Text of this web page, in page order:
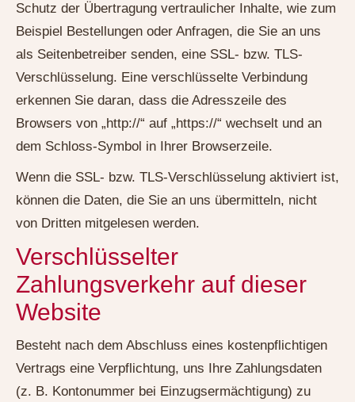
Schutz der Übertragung vertraulicher Inhalte, wie zum
Beispiel Bestellungen oder Anfragen, die Sie an uns
als Seitenbetreiber senden, eine SSL- bzw. TLS-
Verschlüsselung. Eine verschlüsselte Verbindung
erkennen Sie daran, dass die Adresszeile des
Browsers von „http://“ auf „https://“ wechselt und an
dem Schloss-Symbol in Ihrer Browserzeile.
Wenn die SSL- bzw. TLS-Verschlüsselung aktiviert ist,
können die Daten, die Sie an uns übermitteln, nicht
von Dritten mitgelesen werden.
Verschlüsselter
Zahlungsverkehr auf dieser
Website
Besteht nach dem Abschluss eines kostenpflichtigen
Vertrags eine Verpflichtung, uns Ihre Zahlungsdaten
(z. B. Kontonummer bei Einzugsermächtigung) zu